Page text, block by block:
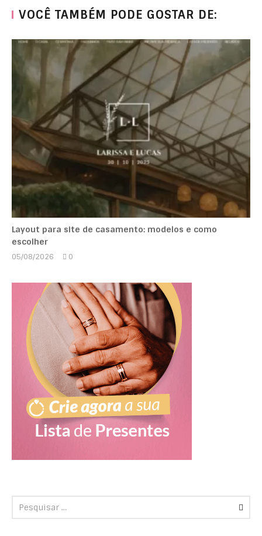
VOCÊ TAMBÉM PODE GOSTAR DE:
Layout para site de casamento: modelos e como
escolher
05/08/2026
0